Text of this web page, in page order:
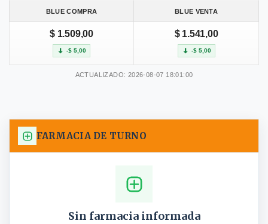
BLUE COMPRA BLUE VENTA
$ 1.509,00
-$ 5,00
$ 1.541,00
-$ 5,00
ACTUALIZADO: 2026-08-07 18:01:00
FARMACIA DE TURNO
Sin farmacia informada